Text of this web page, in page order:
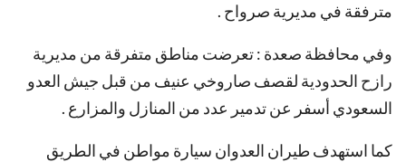
مترفقة في مديرية صرواح .
وفي محافظة صعدة : تعرضت مناطق متفرقة من مديرية
رازح الحدودية لقصف صاروخي عنيف من قبل جيش العدو
السعودي أسفر عن تدمير عدد من المنازل والمزارع .
كما استهدف طيران العدوان سيارة مواطن في الطريق